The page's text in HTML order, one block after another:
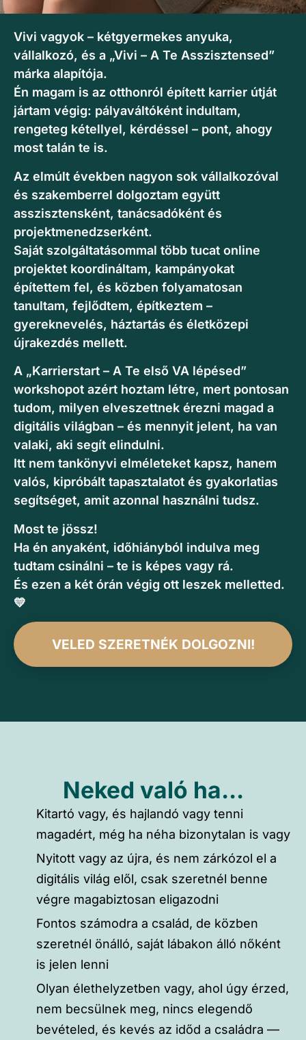
Vivi vagyok – kétgyermekes anyuka,
vállalkozó, és a „Vivi – A Te Asszisztensed”
márka alapítója.
Én magam is az otthonról épített karrier útját
jártam végig: pályaváltóként indultam,
rengeteg kétellyel, kérdéssel – pont, ahogy
most talán te is.
Az elmúlt években nagyon sok vállalkozóval
és szakemberrel dolgoztam együtt
asszisztensként, tanácsadóként és
projektmenedzserként.
Saját szolgáltatásommal több tucat online
projektet koordináltam, kampányokat
építettem fel, és közben folyamatosan
tanultam, fejlődtem, építkeztem –
gyereknevelés, háztartás és életközepi
újrakezdés mellett.
A „Karrierstart – A Te első VA lépésed”
workshopot azért hoztam létre, mert pontosan
tudom, milyen elveszettnek érezni magad a
digitális világban – és mennyit jelent, ha van
valaki, aki segít elindulni.
Itt nem tankönyvi elméleteket kapsz, hanem
valós, kipróbált tapasztalatot és gyakorlatias
segítséget, amit azonnal használni tudsz.
Most te jössz!
Ha én anyaként, időhiányból indulva meg
tudtam csinálni – te is képes vagy rá.
És ezen a két órán végig ott leszek melletted.
💛
VELED SZERETNÉK DOLGOZNI!
Neked való ha...
Kitartó vagy, és hajlandó vagy tenni
magadért, még ha néha bizonytalan is vagy
Nyitott vagy az újra, és nem zárkózol el a
digitális világ elől, csak szeretnél benne
végre magabiztosan eligazodni
Fontos számodra a család, de közben
szeretnél önálló, saját lábakon álló nőként
is jelen lenni
Olyan élethelyzetben vagy, ahol úgy érzed,
nem becsülnek meg, nincs elegendő
bevételed, és kevés az időd a családra —